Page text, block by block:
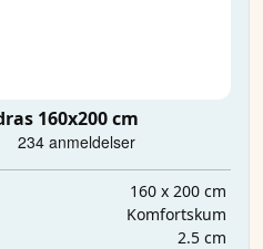
160x200 cm
160 x 200 cm
Komfortskum
2.5 cm